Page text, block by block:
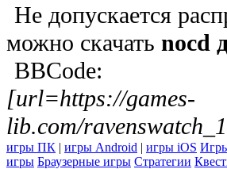
Не допускается
можно скачать nocd
BBCode:
[url=https://games-
lib.com/
игры ПК | игры Android | игры iOS
игры Браузерные игры Стратегии